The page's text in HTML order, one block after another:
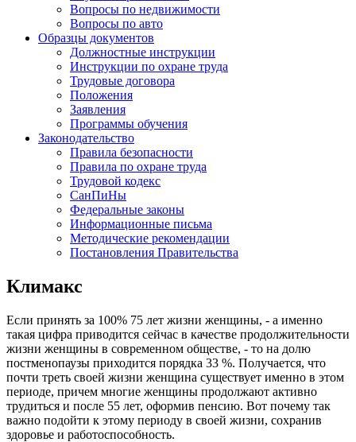
Вопросы по недвижимости
Вопросы по авто
Образцы документов
Должностные инструкции
Инструкции по охране труда
Трудовые договора
Положения
Заявления
Программы обучения
Законодательство
Правила безопасности
Правила по охране труда
Трудовой кодекс
СанПиНы
Федеральные законы
Информационные письма
Методические рекомендации
Постановления Правительства
Климакс
Если принять за 100% 75 лет жизни женщины, - а именно
такая цифра приводится сейчас в качестве продолжительности
жизни женщины в современном обществе, - то на долю
постменопаузы приходится порядка 33 %. Получается, что
почти треть своей жизни женщина существует именно в этом
периоде, причем многие женщины продолжают активно
трудиться и после 55 лет, оформив пенсию. Вот почему так
важно подойти к этому периоду в своей жизни, сохранив
здоровье и работоспособность.